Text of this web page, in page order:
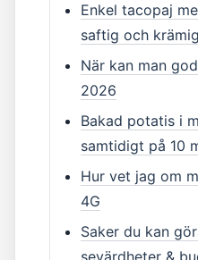
Enkel tacopaj
saftig och krämig
När kan man
2026
Bakad potatis i
samtidigt på 10
Hur vet jag om
4G
Saker du kan
sevärdheter &